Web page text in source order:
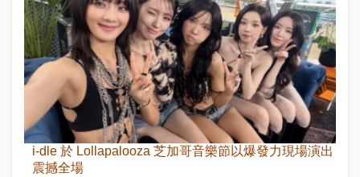
i-dle 於 Lollapalooza 芝加哥音樂節以爆發力現場演出
震撼全場